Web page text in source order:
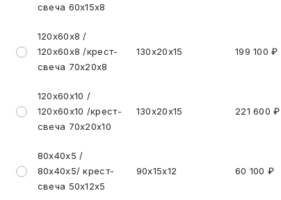
свеча 60х15х8
120х60х8 /
120х60х8 /крест-
свеча 70х20х8
130х20х15 199 100 ₽
120х60х10 /
120х60х10 /крест-
свеча 70х20х10
130х20х15 221 600 ₽
80х40х5 /
80х40х5/ крест-
свеча 50х12х5
90х15х12 60 100 ₽